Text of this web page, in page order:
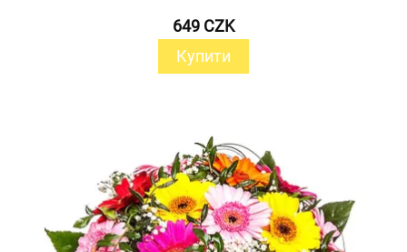
649 CZK
Купити